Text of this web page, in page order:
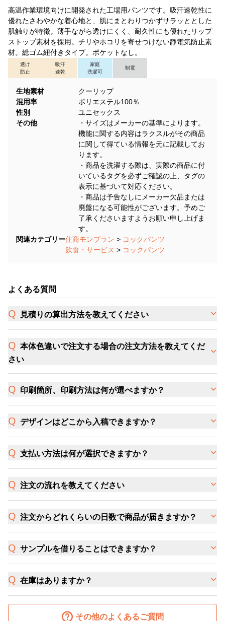
高温作業環境向けに開発された工場用パンツです。吸汗速乾性に
優れたさわやかな着心地と、肌にまとわりつかずサラッととした
肌触りが特徴。薄手ながら透けにくく、耐久性にも優れたリップ
ストップ素材を採用。チリやホコリを寄せつけない静電気防止素
材。総ゴム紐付きタイプ。ポケットなし。
透け
防止
吸汗
速乾
家庭
洗濯可
制電
生地素材
クーリップ
混用率
ポリエステル100％
性別
ユニセックス
その他
・サイズはメーカーの基準によります。
機能に関する内容はラクスルがその商品
に関して得ている情報を元に記載してお
ります。
・商品を洗濯する際は、実際の商品に付
いているタグを必ずご確認の上、タグの
表示に基づいて対応ください。
・商品は予告なしにメーカー欠品または
廃盤になる可能性がございます。予めご
了承くださいますようお願い申し上げま
す。
関連カテゴリー住商モンブラン > コックパンツ
飲食・サービス > コックパンツ
よくある質問
見積りの算出方法を教えてください
本体色違いで注文する場合の注文方法を教えてくだ
さい
印刷箇所、印刷方法は何が選べますか？
デザインはどこから入稿できますか？
支払い方法は何が選択できますか？
注文の流れを教えてください
注文からどれくらいの日数で商品が届きますか？
サンプルを借りることはできますか？
在庫はありますか？
その他のよくあるご質問